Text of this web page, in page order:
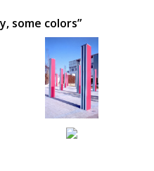
some colors”